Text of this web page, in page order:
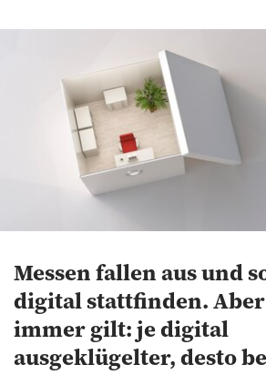
Messen fallen aus und
digital stattfinden.
immer gilt: je digital
ausgeklügelter, desto